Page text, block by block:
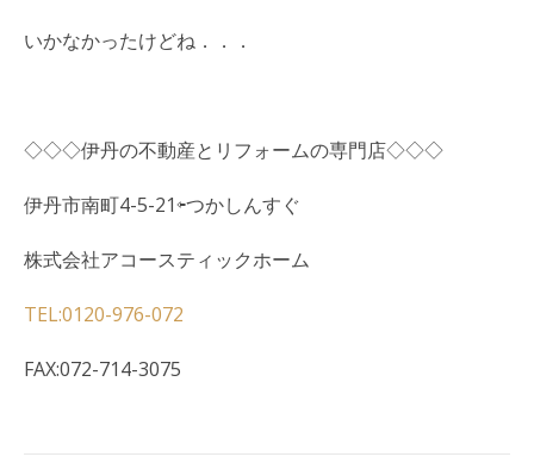
いかなかったけどね．．．
◇◇◇伊丹の不動産とリフォームの専門店◇◇◇
伊丹市南町4-5-21⇦つかしんすぐ
株式会社アコースティックホーム
TEL:0120-976-072
FAX:072-714-3075